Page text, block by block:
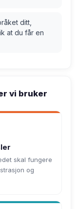
ditt,
at du får en
vi bruker
skal fungere
og